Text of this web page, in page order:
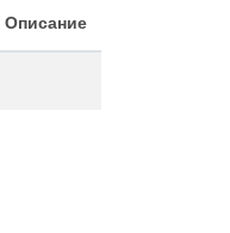
Описание